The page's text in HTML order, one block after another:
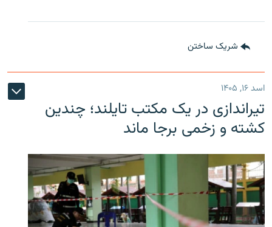
شریک ساختن
اسد ۱۶, ۱۴۰۵
تیراندازی در یک مکتب تایلند؛ چندین
کشته و زخمی برجا ماند